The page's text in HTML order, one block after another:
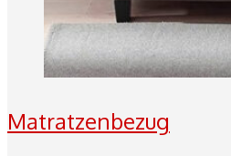
Matratzenbezug